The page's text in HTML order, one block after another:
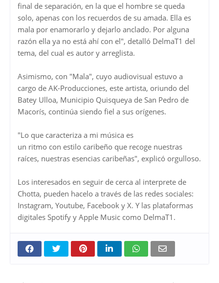
final de separación, en la que el hombre se queda
solo, apenas con los recuerdos de su amada. Ella es
mala por enamorarlo y dejarlo anclado. Por alguna
razón ella ya no está ahí con el", detalló DelmaT1 del
tema, del cual es autor y arreglista.
Asimismo, con "Mala", cuyo audiovisual estuvo a
cargo de AK-Producciones, este artista, oriundo del
Batey Ulloa, Municipio Quisqueya de San Pedro de
Macorís, continúa siendo fiel a sus orígenes.
"Lo que caracteriza a mi música es
un ritmo con estilo caribeño que recoge nuestras
raíces, nuestras esencias caribeñas", explicó orgulloso.
Los interesados en seguir de cerca al interprete de
Chotta, pueden hacelo a través de las redes sociales:
Instagram, Youtube, Facebook y X. Y las plataformas
digitales Spotify y Apple Music como DelmaT1.